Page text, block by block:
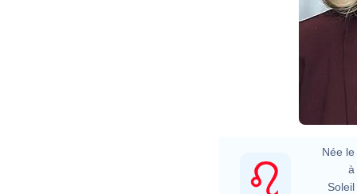
Née le
à
Soleil